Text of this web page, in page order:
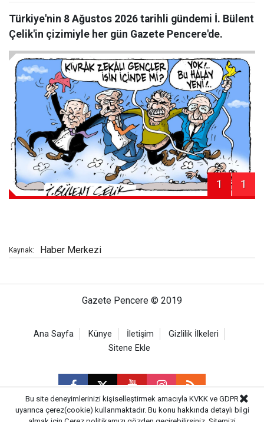
Türkiye'nin 8 Ağustos 2026 tarihli gündemi İ. Bülent
Çelik'in çizimiyle her gün Gazete Pencere'de.
1 1
Kaynak: Haber Merkezi
Gazete Pencere © 2019
Ana Sayfa Künye İletişim
Gizlilik İlkeleri
Sitene Ekle
Bu site deneyimlerinizi kişiselleştirmek amacıyla KVKK ve GDPR
uyarınca çerez(cookie) kullanmaktadır. Bu konu hakkında detaylı bilgi